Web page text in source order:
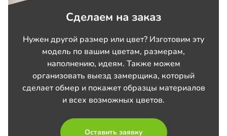
Сделаем на заказ
Нужен другой размер или цвет? Изготовим эту
модель по вашим цветам, размерам,
наполнению, идеям. Также можем
организовать выезд замерщика, который
сделает обмер и покажет образцы материалов
и всех возможных цветов.
Оставить заявку